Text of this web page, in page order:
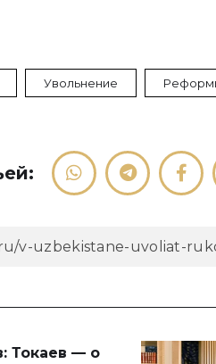
Увольнение
Токаев — о